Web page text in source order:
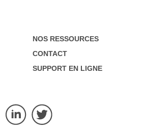
NOS RESSOURCES
CONTACT
SUPPORT EN LIGNE